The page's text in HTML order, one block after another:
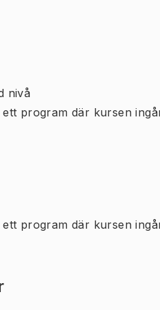
nivå
program där kursen
program där kursen